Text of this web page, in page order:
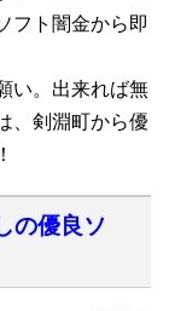
フト闇金から即
い。出来れば無
、剣淵町から優
の優良ソ